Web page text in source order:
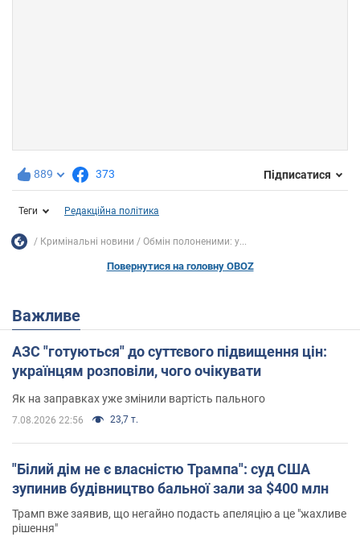
889 373 Підписатися
Теги Редакційна політика
Кримінальні новини Обмін полоненими: у...
Повернутися на головну OBOZ
Важливе
АЗС "готуються" до суттєвого підвищення цін:
українцям розповіли, чого очікувати
Як на заправках уже змінили вартість пального
7.08.2026 22:56 23,7 т.
"Білий дім не є власністю Трампа": суд США
зупинив будівництво бальної зали за $400 млн
Трамп вже заявив, що негайно подасть апеляцію а це "жахливе
рішення"